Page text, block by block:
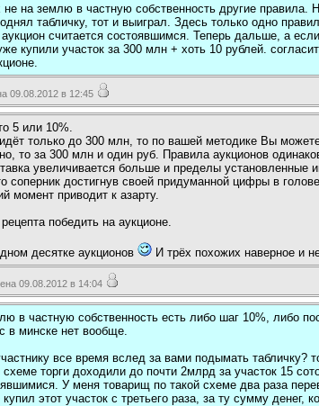
не на землю в частную собственность другие
табличку, тот и выиграл. Здесь только одно
считается состоявшимся. Теперь дальше, а
купили участок за 300 млн + хоть 10 рублей.
09.08.2012 в 12:45
5 или 10%.
только до 300 млн, то по вашей методике Вы
то за 300 млн и один руб. Правила аукционов
увеличивается больше и пределы
соперник достигнув своей придуманной цифры в
момент приводит к азарту.
победить на аукционе.
десятке аукционов И трёх похожих наверное и
09.08.2012 в 14:04
в частную собственность есть либо шаг 10%, либо
в минске нет вообще.
все время вслед за вами подымать табличку?
торги доходили до почти 2млрд за участок 15
У меня товарищ по такой схеме два раза
этот участок с третьего раза, за ту сумму денег,